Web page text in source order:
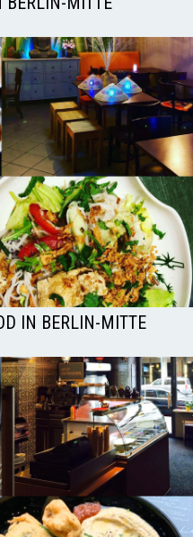
IN BERLIN-MITTE